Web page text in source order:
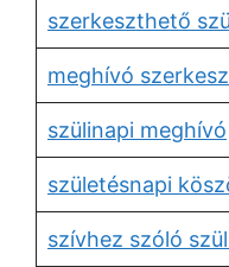
szerkeszthető
meghívó
szülinapi meghívó
születésnapi
szívhez szóló